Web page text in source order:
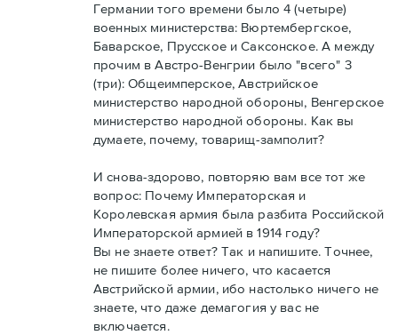
Германии того времени было 4 (четыре)
военных министерства: Вюртембергское,
Баварское, Прусское и Саксонское. А между
прочим в Австро-Венгрии было "всего" 3
(три): Общеимперское, Австрийское
министерство народной обороны, Венгерское
министерство народной обороны. Как вы
думаете, почему, товарищ-замполит?
И снова-здорово, повторяю вам все тот же
вопрос: Почему Императорская и
Королевская армия была разбита Российской
Императорской армией в 1914 году?
Вы не знаете ответ? Так и напишите. Точнее,
не пишите более ничего, что касается
Австрийской армии, ибо настолько ничего не
знаете, что даже демагогия у вас не
включается.